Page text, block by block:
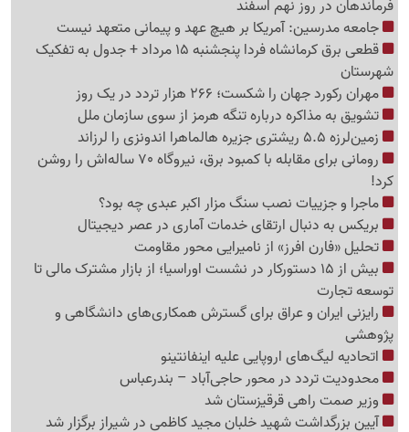
فرماندهان در روز نهم اسفند
جامعه مدرسین: آمریکا بر هیچ عهد و پیمانی متعهد نیست
قطعی برق کرمانشاه فردا پنجشنبه 15 مرداد + جدول به تفکیک
شهرستان
مهران رکورد جهان را شکست؛ 266 هزار تردد در یک روز
تشویق به مذاکره درباره تنگه هرمز از سوی سازمان ملل
زمین‌لرزه 5.5 ریشتری جزیره هالماهرا اندونزی را لرزاند
رومانی برای مقابله با کمبود برق، نیروگاه 70 ساله‌اش را روشن
کرد!
ماجرا و جزییات نصب سنگ مزار اکبر عبدی چه بود؟
بریکس به دنبال ارتقای خدمات آماری در عصر دیجیتال
تحلیل «فارن افرز» از نامیرایی محور مقاومت
بیش از 15 دستورکار در نشست اوراسیا؛ از بازار مشترک مالی تا
توسعه تجارت
رایزنی ایران و عراق برای گسترش همکاری‌های دانشگاهی و
پژوهشی
اتحادیه لیگ‌های اروپایی علیه اینفانتینو
محدودیت تردد در محور حاجی‌آباد – بندرعباس
وزیر صمت راهی قرقیزستان شد
آیین بزرگداشت شهید خلبان مجید کاظمی در شیراز برگزار شد